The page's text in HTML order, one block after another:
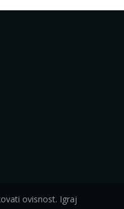
ovisnost. Igraj